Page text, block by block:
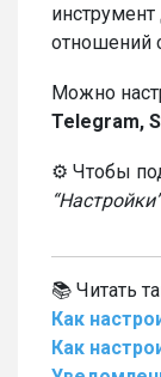
отношений
Можно
Telegram,
⚙️ Чтобы
📚 Читать
Как
Как